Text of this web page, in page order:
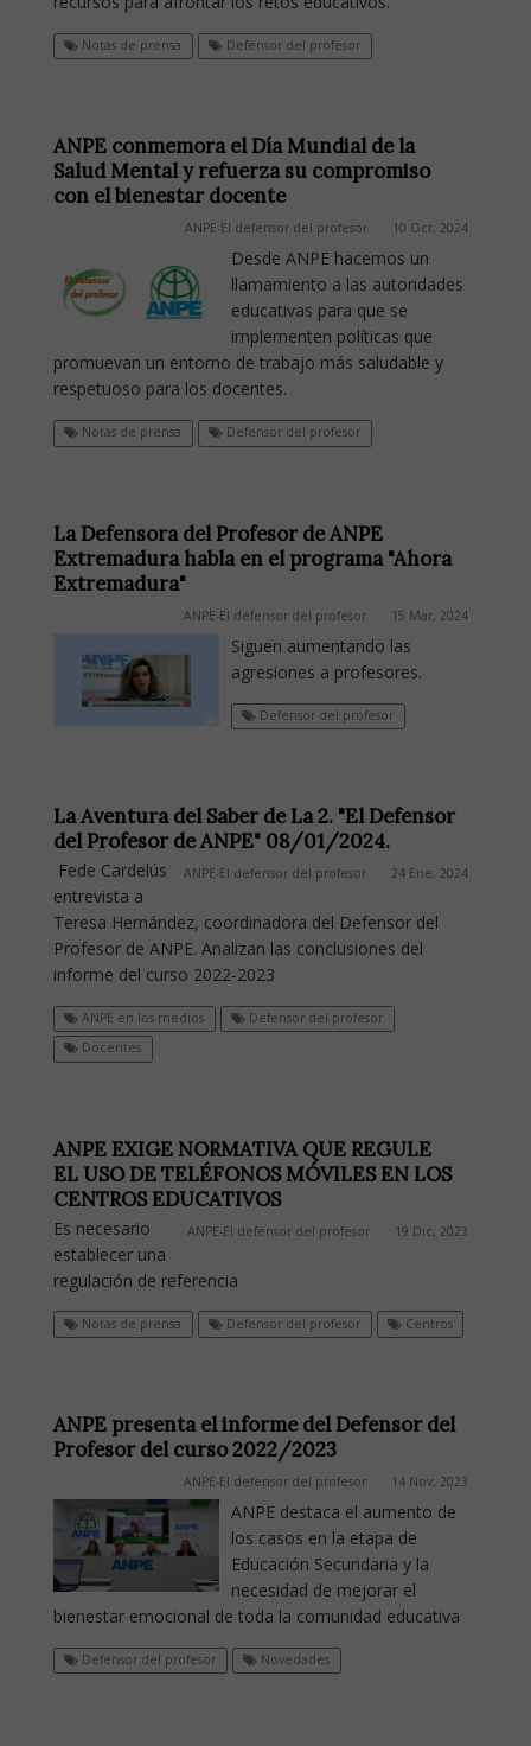
Notas de prensa Defensor del profesor
ANPE conmemora el Día Mundial de la
Salud Mental y refuerza su compromiso
con el bienestar docente
ANPE-El defensor del profesor 10 Oct, 2024
Desde ANPE hacemos un
llamamiento a las autoridades
educativas para que se
implementen políticas que
promuevan un entorno de trabajo más saludable y
respetuoso para los docentes.
Notas de prensa Defensor del profesor
La Defensora del Profesor de ANPE
Extremadura habla en el programa "Ahora
Extremadura"
ANPE-El defensor del profesor 15 Mar, 2024
Siguen aumentando las
agresiones a profesores.
Defensor del profesor
La Aventura del Saber de La 2. "El Defensor
del Profesor de ANPE" 08/01/2024.
ANPE-El defensor del profesor 24 Ene, 2024
Fede Cardelús
entrevista a
Teresa Hernández, coordinadora del Defensor del
Profesor de ANPE. Analizan las conclusiones del
informe del curso 2022-2023
ANPE en los medios
Defensor del profesor
Docentes
ANPE EXIGE NORMATIVA QUE REGULE
EL USO DE TELÉFONOS MÓVILES EN LOS
CENTROS EDUCATIVOS
ANPE-El defensor del profesor 19 Dic, 2023
Es necesario
establecer una
regulación de referencia
Notas de prensa Defensor del profesor Centros
ANPE presenta el informe del Defensor del
Profesor del curso 2022/2023
ANPE-El defensor del profesor 14 Nov, 2023
ANPE destaca el aumento de
los casos en la etapa de
Educación Secundaria y la
necesidad de mejorar el
bienestar emocional de toda la comunidad educativa
Defensor del profesor Novedades